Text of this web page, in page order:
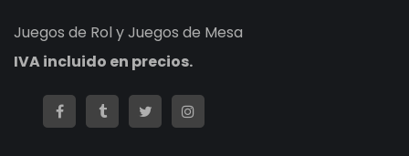
Juegos de Rol y Juegos de Mesa
IVA incluido en precios.